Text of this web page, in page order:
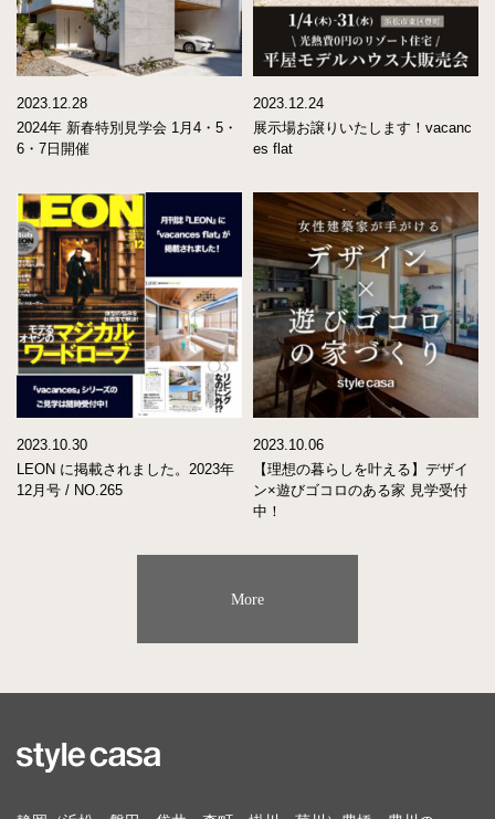
2023.12.28
2024年 新春特別見学会 1月4・5・
6・7日開催
2023.12.24
展示場お譲りいたします！vacanc
es flat
2023.10.30
LEON に掲載されました。2023年
12月号 / NO.265
2023.10.06
【理想の暮らしを叶える】デザイ
ン×遊びゴコロのある家 見学受付
中！
More